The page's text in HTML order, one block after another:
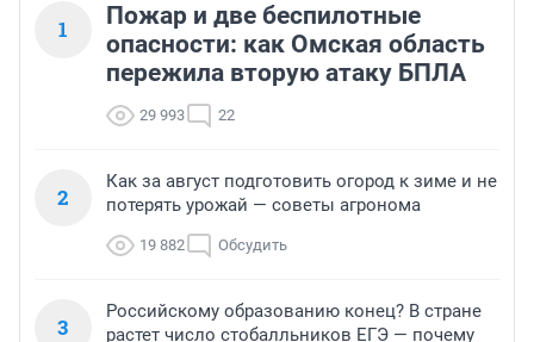
1
Пожар и две беспилотные
опасности: как Омская область
пережила вторую атаку БПЛА
29 993 22
2
Как за август подготовить огород к зиме и не
потерять урожай — советы агронома
19 882 Обсудить
3
Российскому образованию конец? В стране
растет число стобалльников ЕГЭ — почему